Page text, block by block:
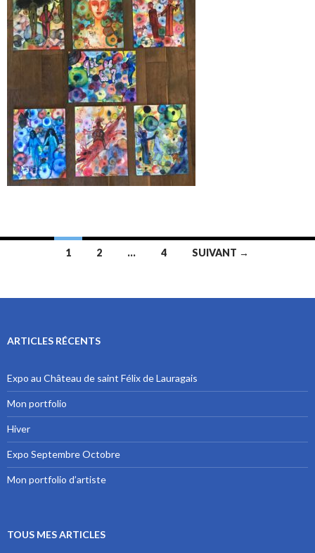
1 2 … 4 SUIVANT →
ARTICLES RÉCENTS
Expo au Château de saint Félix de Lauragais
Mon portfolio
Hiver
Expo Septembre Octobre
Mon portfolio d’artiste
TOUS MES ARTICLES